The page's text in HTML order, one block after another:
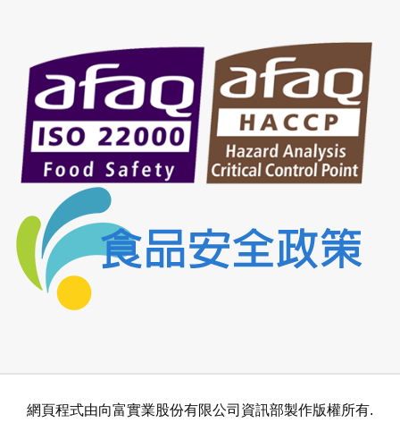
網頁程式由向富實業股份有限公司資訊部製作版權所有.